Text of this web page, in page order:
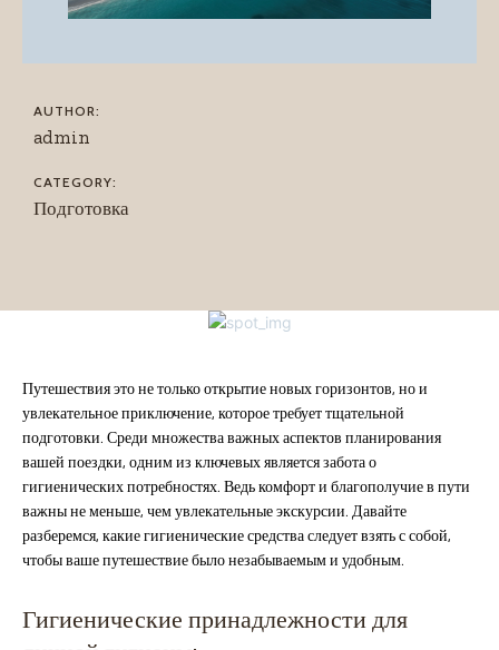
AUTHOR:
admin
CATEGORY:
Подготовка
Путешествия это не только открытие новых горизонтов, но и
увлекательное приключение, которое требует тщательной
подготовки. Среди множества важных аспектов планирования
вашей поездки, одним из ключевых является забота о
гигиенических потребностях. Ведь комфорт и благополучие в пути
важны не меньше, чем увлекательные экскурсии. Давайте
разберемся, какие гигиенические средства следует взять с собой,
чтобы ваше путешествие было незабываемым и удобным.
Гигиенические принадлежности для